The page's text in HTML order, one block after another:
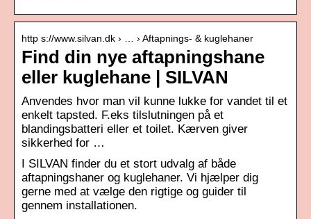
http s://www.silvan.dk › … › Aftapnings- & kuglehaner
Find din nye aftapningshane
eller kuglehane | SILVAN
Anvendes hvor man vil kunne lukke for vandet til et
enkelt tapsted. F.eks tilslutningen på et
blandingsbatteri eller et toilet. Kærven giver
sikkerhed for …
I SILVAN finder du et stort udvalg af både
aftapningshaner og kuglehaner. Vi hjælper dig
gerne med at vælge den rigtige og guider til
gennem installationen.